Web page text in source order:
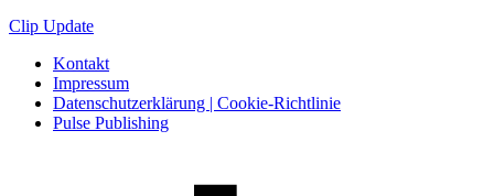
Clip Update
Kontakt
Impressum
Datenschutzerklärung | Cookie-Richtlinie
Pulse Publishing